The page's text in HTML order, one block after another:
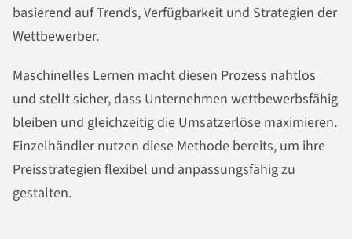
basierend auf Trends, Verfügbarkeit und Strategien der
Wettbewerber.
Maschinelles Lernen macht diesen Prozess nahtlos
und stellt sicher, dass Unternehmen wettbewerbsfähig
bleiben und gleichzeitig die Umsatzerlöse maximieren.
Einzelhändler nutzen diese Methode bereits, um ihre
Preisstrategien flexibel und anpassungsfähig zu
gestalten.